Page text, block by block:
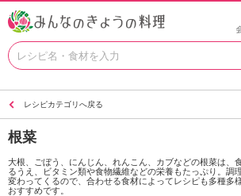
お
い
を
見
レシピカテゴリへ戻る
根菜
大根、ごぼう、にんじん、れんこん、カブなどの根菜は、
るうえ、ビタミン類や食物繊維などの栄養もたっぷり。調
変わってくるので、合わせる食材によってレシピも多種多
おすすめです。